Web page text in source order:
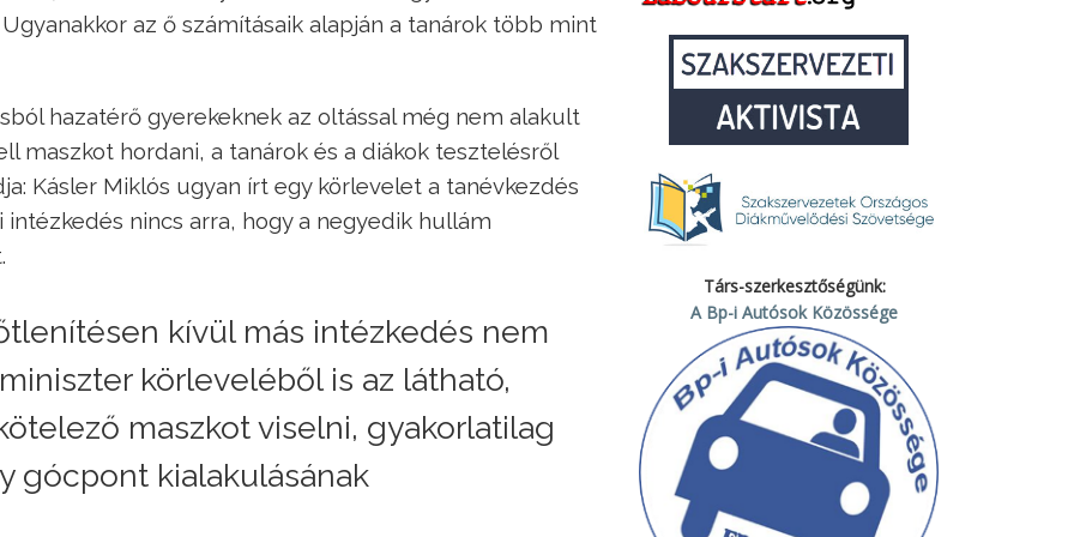
az ő számításaik alapján a tanárok több mint
hazatérő gyerekeknek az oltással még nem alakult
maszkot hordani, a tanárok és a diákok tesztelésről
Kásler Miklós ugyan írt egy körlevelet a tanévkezdés
nincs arra, hogy a negyedik hullám
kívül más intézkedés nem
körleveléből is az látható,
maszkot viselni, gyakorlatilag
gócpont kialakulásának
Társ-szerkesztőségünk:
A Bp-i Autósok Közössége